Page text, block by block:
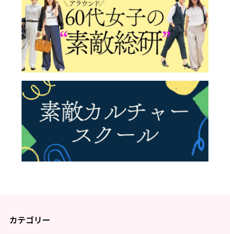
カテゴリー